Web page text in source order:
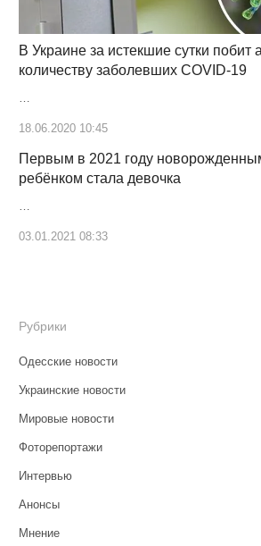
В Украине за истекшие сутки побит
количеству заболевших COVID-19
…
18.06.2020 10:45
Первым в 2021 году
ребёнком стала девочка
…
03.01.2021 08:33
Рубрики
Одесские новости
Украинские новости
Мировые новости
Фоторепортажи
Интервью
Анонсы
Мнение